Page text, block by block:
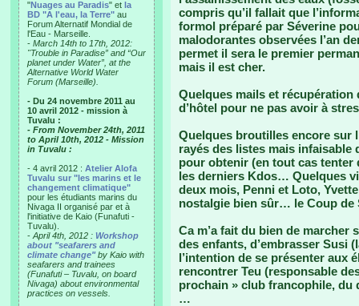
"Nuages au Paradis" et la
BD "A l'eau, la Terre" au
Forum Alternatif Mondial de
l'Eau - Marseille.
- March 14th to 17th, 2012:
"Trouble in Paradise” and “Our
planet under Water”, at the
Alternative World Water
Forum (Marseille).
- Du 24 novembre 2011 au
10 avril 2012 - mission à
Tuvalu :
- From November 24th, 2011
to April 10th, 2012 - Mission
in Tuvalu :
- 4 avril 2012 : Atelier Alofa
Tuvalu sur "les marins et le
changement climatique"
pour les étudiants marins du
Nivaga II organisé par et à
l'initiative de Kaio (Funafuti -
Tuvalu).
- April 4th, 2012 : Workshop
about "seafarers and
climate change"by Kaio with
seafarers and trainees
(Funafuti – Tuvalu, on board
Nivaga) about environmental
practices on vessels.
compris qu’il fallait que
formol préparé par Séverine
malodorantes observées l’an
permet il sera le premier
mais il est cher.
Quelques mails et récupération
d’hôtel pour ne pas avoir à
Quelques broutilles encore sur
rayés des listes mais
pour obtenir (en tout cas
les derniers Kdos… Quelques
deux mois, Penni et Loto,
nostalgie bien sûr… le Coup
Ca m’a fait du bien de marcher
des enfants, d’embrasser Susi
l’intention de se présenter aux
rencontrer Teu (responsable
prochain » club francophile,
…